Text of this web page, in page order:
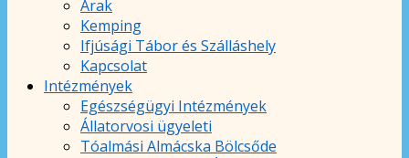
Árak
Kemping
Ifjúsági Tábor és Szálláshely
Kapcsolat
Intézmények
Egészségügyi Intézmények
Állatorvosi ügyeleti
Tóalmási Almácska Bölcsőde